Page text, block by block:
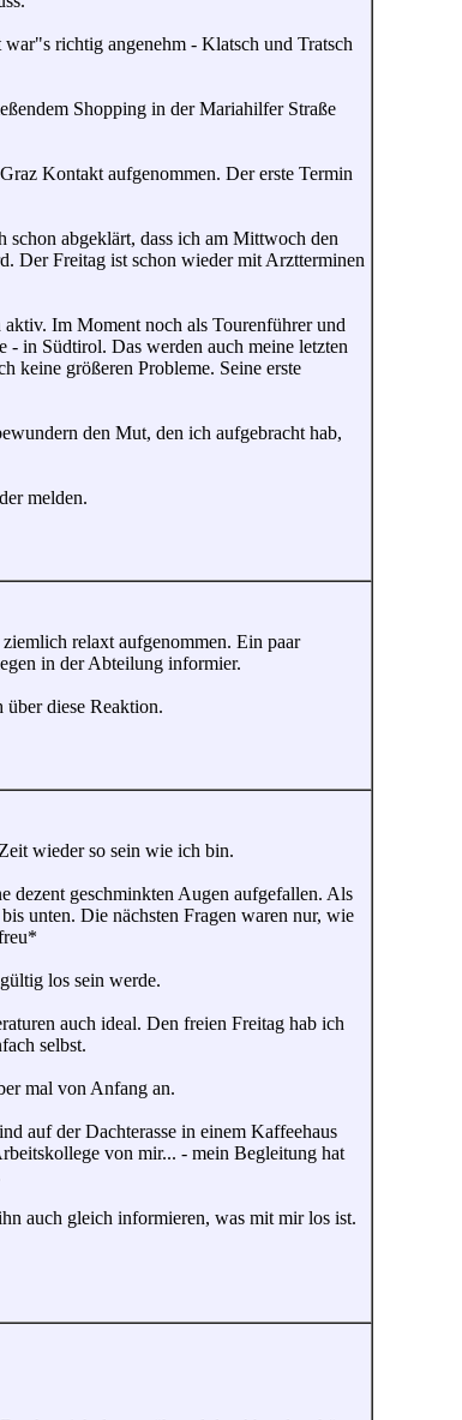
richtig angenehm - Klatsch und Tratsch
Shopping in der Mariahilfer Straße
Kontakt aufgenommen. Der erste Termin
schon abgeklärt, dass ich am Mittwoch den
Der Freitag ist schon wieder mit Arztterminen
Im Moment noch als Tourenführer und
- in Südtirol. Das werden auch meine letzten
keine größeren Probleme. Seine erste
den Mut, den ich aufgebracht hab,
melden.
relaxt aufgenommen. Ein paar
in der Abteilung informier.
diese Reaktion.
wieder so sein wie ich bin.
dezent geschminkten Augen aufgefallen. Als
unten. Die nächsten Fragen waren nur, wie
los sein werde.
auch ideal. Den freien Freitag hab ich
selbst.
mal von Anfang an.
auf der Dachterasse in einem Kaffeehaus
von mir... - mein Begleitung hat
auch gleich informieren, was mit mir los ist.